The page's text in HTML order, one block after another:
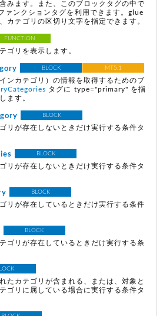
みます。また、このブロックタグの中で
ンクションタグを利用できます。glue
カテゴリの区切り文字を指定できます。
FUNCTION
ゴリを表示します。
BLOCK MT5.1
ンカテゴリ）の情報を取得するためのブ
タグに type="primary" を指
ます。
BLOCK
リが存在しないときだけ実行する条件タ
BLOCK
リが存在しないときだけ実行する条件タ
BLOCK
リが存在しているときだけ実行する条件
BLOCK
ゴリが存在しているときだけ実行する条
たカテゴリが含まれる、または、対象と
ゴリに属している場合に実行する条件タ